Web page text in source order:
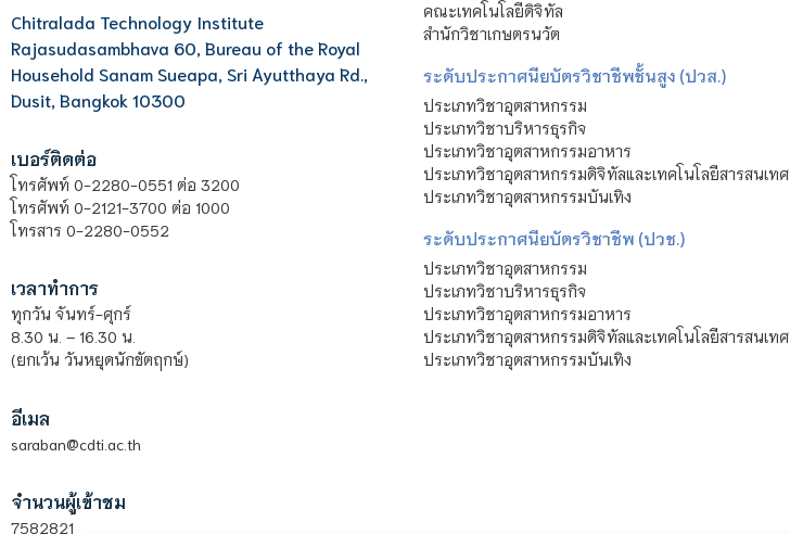
Chitralada Technology Institute
Rajasudasambhava 60, Bureau of the Royal
Household Sanam Sueapa, Sri Ayutthaya Rd.,
Dusit, Bangkok 10300
เบอร์ติดต่อ
โทรศัพท์ 0-2280-0551 ต่อ 3200
โทรศัพท์ 0-2121-3700 ต่อ 1000
โทรสาร 0-2280-0552
เวลาทำการ
ทุกวัน จันทร์-ศุกร์
8.30 น. – 16.30 น.
(ยกเว้น วันหยุดนักขัตฤกษ์)
อีเมล
saraban@cdti.ac.th
จำนวนผู้เข้าชม
7582821
คณะเทคโนโลยีดิจิทัล
สำนักวิชาเกษตรนวัต
ระดับประกาศนียบัตรวิชาชีพชั้นสูง (ปวส.)
ประเภทวิชาอุตสาหกรรม
ประเภทวิชาบริหารธุรกิจ
ประเภทวิชาอุตสาหกรรมอาหาร
ประเภทวิชาอุตสาหกรรมดิจิทัลและเทคโนโลยีสารสนเทศ
ประเภทวิชาอุตสาหกรรมบันเทิง
ระดับประกาศนียบัตรวิชาชีพ (ปวช.)
ประเภทวิชาอุตสาหกรรม
ประเภทวิชาบริหารธุรกิจ
ประเภทวิชาอุตสาหกรรมอาหาร
ประเภทวิชาอุตสาหกรรมดิจิทัลและเทคโนโลยีสารสนเทศ
ประเภทวิชาอุตสาหกรรมบันเทิง